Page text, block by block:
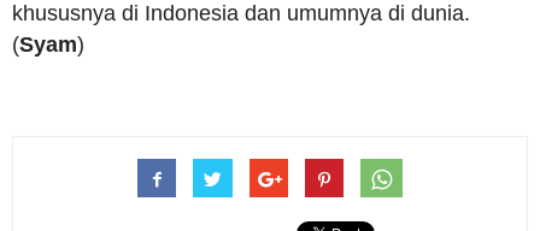
khususnya di Indonesia dan umumnya di dunia.
(Syam)